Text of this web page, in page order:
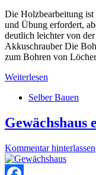
Teilen
Die Holzbearbeitung
und Übung erfordert,
deutlich leichter von
Akkuschrauber Die
zum Bohren von
Weiterlesen
Selber Bauen
Gewächshaus
Kommentar hinterlassen